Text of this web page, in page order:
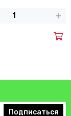
Подписаться